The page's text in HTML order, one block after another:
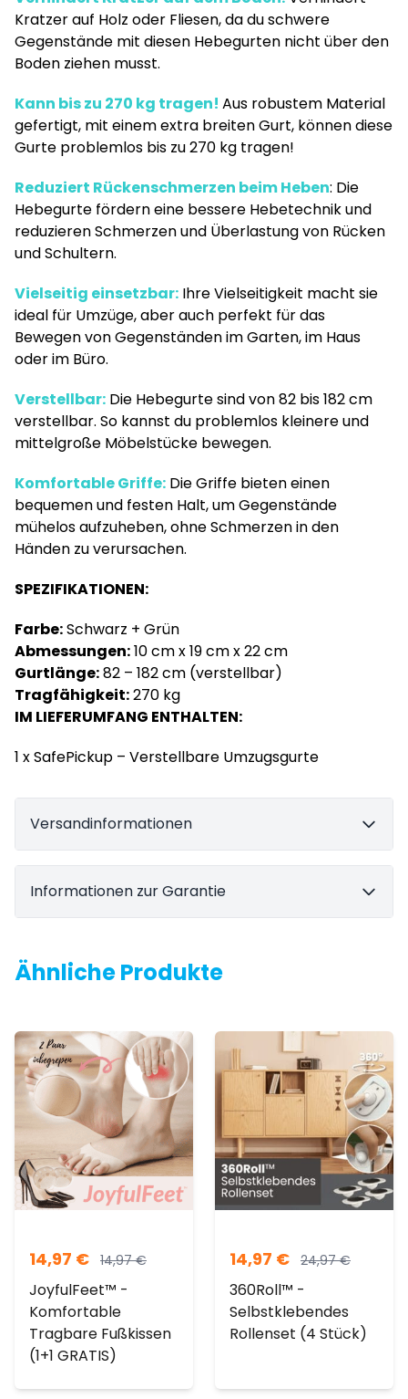
Kratzer auf Holz oder Fliesen, da du schwere
Gegenstände mit diesen Hebegurten nicht über den
Boden ziehen musst.
Kann bis zu 270 kg tragen! Aus robustem Material
gefertigt, mit einem extra breiten Gurt, können diese
Gurte problemlos bis zu 270 kg tragen!
Reduziert Rückenschmerzen beim Heben: Die
Hebegurte fördern eine bessere Hebetechnik und
reduzieren Schmerzen und Überlastung von Rücken
und Schultern.
Vielseitig einsetzbar: Ihre Vielseitigkeit macht sie
ideal für Umzüge, aber auch perfekt für das
Bewegen von Gegenständen im Garten, im Haus
oder im Büro.
Verstellbar: Die Hebegurte sind von 82 bis 182 cm
verstellbar. So kannst du problemlos kleinere und
mittelgroße Möbelstücke bewegen.
Komfortable Griffe: Die Griffe bieten einen
bequemen und festen Halt, um Gegenstände
mühelos aufzuheben, ohne Schmerzen in den
Händen zu verursachen.
SPEZIFIKATIONEN:
Farbe:Schwarz + Grün
Abmessungen:10 cm x 19 cm x 22 cm
Gurtlänge:82 – 182 cm (verstellbar)
Tragfähigkeit:270 kg
IM LIEFERUMFANG ENTHALTEN:
1 x SafePickup – Verstellbare Umzugsgurte
Versandinformationen
Informationen zur Garantie
Ähnliche Produkte
14,97 € 14,97€
JoyfulFeet™ -
Komfortable
Tragbare Fußkissen
(1+1 GRATIS)
14,97 € 24,97€
360Roll™ -
Selbstklebendes
Rollenset (4 Stück)